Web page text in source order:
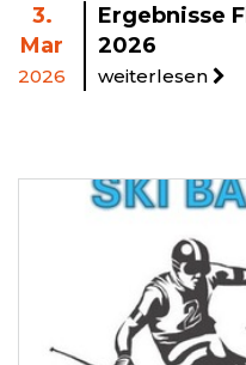
3.
Mar
2026
Ergebnisse
2026
weiterlesen